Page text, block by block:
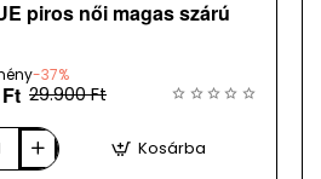
piros női magas szárú
-37%
29.900 Ft
Kosárba